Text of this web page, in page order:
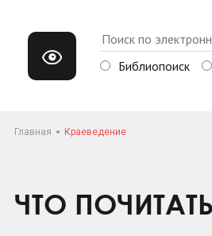
Библиопоиск
Главная Краеведение
ЧТО ПОЧИТАТЬ